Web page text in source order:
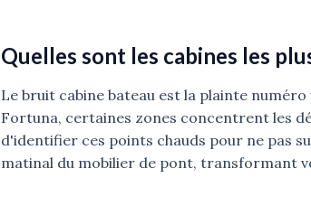
Quelles sont les cabines les
Le bruit cabine bateau est la plainte
Fortuna, certaines zones concentrent les
d'identifier ces points chauds pour ne pas
matinal du mobilier de pont, transformant